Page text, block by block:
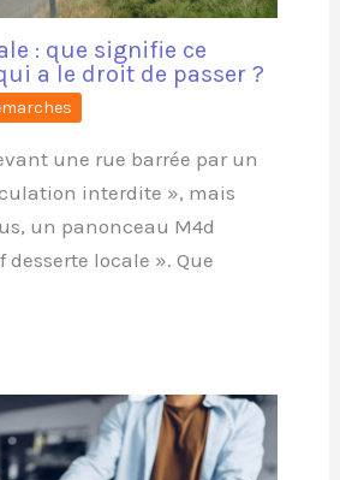
: que signifie ce
a le droit de passer ?
une rue barrée par un
interdite », mais
un panonceau M4d
desserte locale ». Que